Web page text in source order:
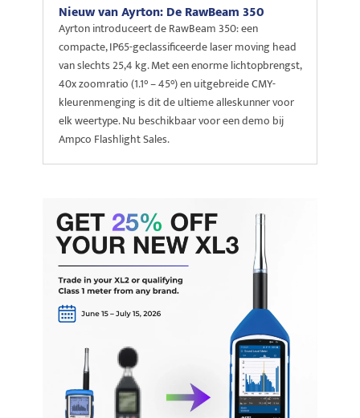
Nieuw van Ayrton: De RawBeam 350
Ayrton introduceert de RawBeam 350: een
compacte, IP65-geclassificeerde laser moving head
van slechts 25,4 kg. Met een enorme lichtopbrengst,
40x zoomratio (1.1° – 45°) en uitgebreide CMY-
kleurenmenging is dit de ultieme alleskunner voor
elk weertype. Nu beschikbaar voor een demo bij
Ampco Flashlight Sales.